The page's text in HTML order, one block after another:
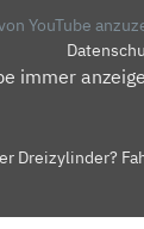
YouTube
immer
Dreizylinder?